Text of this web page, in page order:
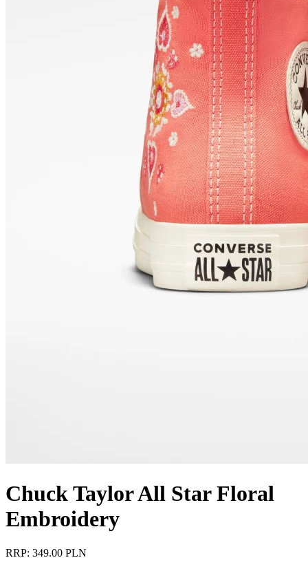
Chuck Taylor All Star Floral
Embroidery
RRP: 349.00 PLN